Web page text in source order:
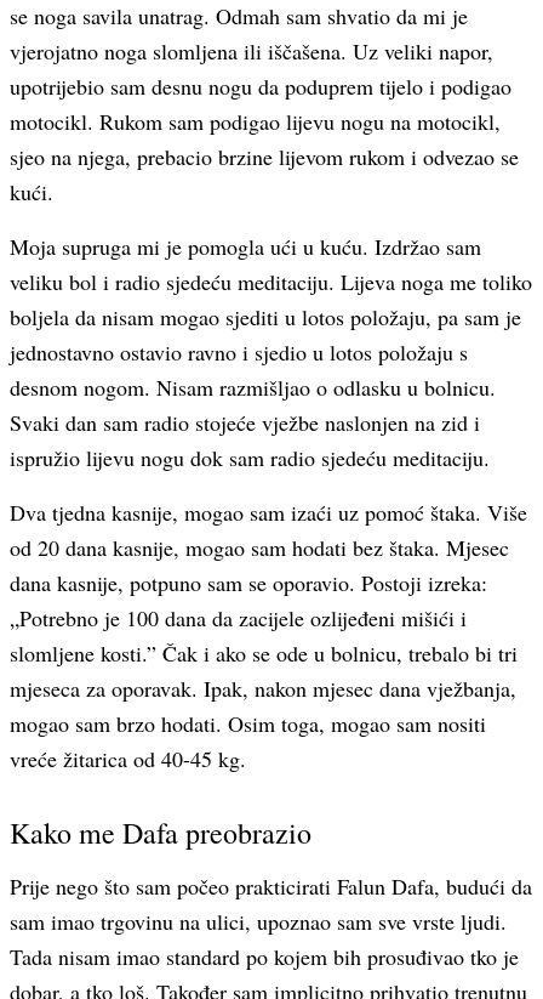
se noga savila unatrag. Odmah sam shvatio da mi je
vjerojatno noga slomljena ili iščašena. Uz veliki napor,
upotrijebio sam desnu nogu da poduprem tijelo i podigao
motocikl. Rukom sam podigao lijevu nogu na motocikl,
sjeo na njega, prebacio brzine lijevom rukom i odvezao se
kući.
Moja supruga mi je pomogla ući u kuću. Izdržao sam
veliku bol i radio sjedeću meditaciju. Lijeva noga me toliko
boljela da nisam mogao sjediti u lotos položaju, pa sam je
jednostavno ostavio ravno i sjedio u lotos položaju s
desnom nogom. Nisam razmišljao o odlasku u bolnicu.
Svaki dan sam radio stojeće vježbe naslonjen na zid i
ispružio lijevu nogu dok sam radio sjedeću meditaciju.
Dva tjedna kasnije, mogao sam izaći uz pomoć štaka. Više
od 20 dana kasnije, mogao sam hodati bez štaka. Mjesec
dana kasnije, potpuno sam se oporavio. Postoji izreka:
„Potrebno je 100 dana da zacijele ozlijeđeni mišići i
slomljene kosti.” Čak i ako se ode u bolnicu, trebalo bi tri
mjeseca za oporavak. Ipak, nakon mjesec dana vježbanja,
mogao sam brzo hodati. Osim toga, mogao sam nositi
vreće žitarica od 40-45 kg.
Kako me Dafa preobrazio
Prije nego što sam počeo prakticirati Falun Dafa, budući da
sam imao trgovinu na ulici, upoznao sam sve vrste ljudi.
Tada nisam imao standard po kojem bih prosuđivao tko je
dobar, a tko loš. Također sam implicitno prihvatio trenutnu